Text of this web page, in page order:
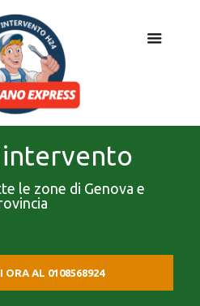
intervento
le zone di Genova e
ORA AL 0108568924